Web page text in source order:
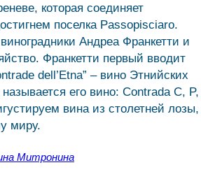
которая соединяет
поселка Passopisciaro.
Андреа Франкетти и
Франкетти первый вводит
dell’Etna” – вино Этнийских
его вино: Contrada C, P,
вина из столетней лозы,
миру.
Митронина